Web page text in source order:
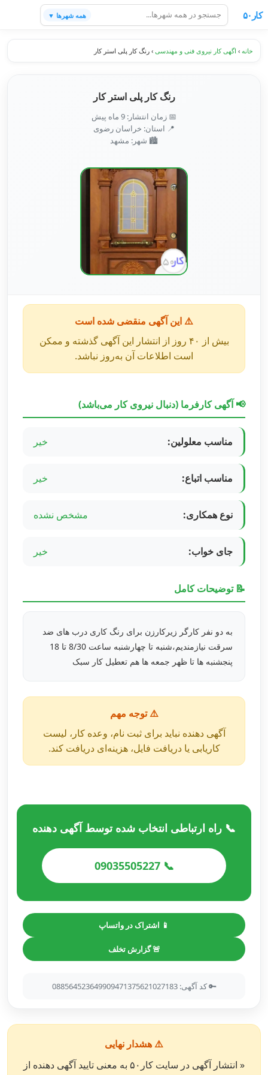
کار۵۰ همه شهرها ▼
خانه › اگهی کار نیروی فنی و مهندسی › رنگ کار پلی استر کار
رنگ کار پلی استر کار
📅 زمان انتشار: 9 ماه پیش
📍 استان: خراسان رضوی
🏙️ شهر: مشهد
⚠️ این آگهی منقضی شده است
بیش از ۴۰ روز از انتشار این آگهی گذشته و ممکن
است اطلاعات آن به‌روز نباشد.
📢 آگهی کارفرما (دنبال نیروی کار می‌باشد)
مناسب معلولین: خیر
مناسب اتباع: خیر
نوع همکاری: مشخص نشده
جای خواب: خیر
📝 توضیحات کامل
به دو نفر کارگر زیرکارزن برای رنگ کاری درب های ضد
سرقت نیازمندیم،شنبه تا چهارشنبه ساعت 8/30 تا 18
پنجشنبه ها تا ظهر جمعه ها هم تعطیل کار سبک
⚠️ توجه مهم
آگهی دهنده نباید برای ثبت نام، وعده کار، لیست
کاریابی یا دریافت فایل، هزینه‌ای دریافت کند.
📞 راه ارتباطی انتخاب شده توسط آگهی دهنده
📞 09035505227
📱 اشتراک در واتساپ
🚨 گزارش تخلف
🔑 کد آگهی: 088564523649909471375621027183
⚠️ هشدار نهایی
« انتشار آگهی در سایت کار۵۰ به معنی تایید آگهی دهنده از